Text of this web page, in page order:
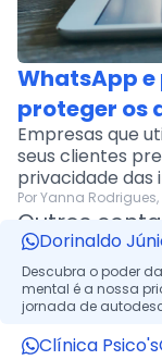
WhatsApp
proteger os
Empresas que
seus clientes
privacidade das
Por Yanna
Outros
Dorinaldo
Descubra o poder
mental é a nossa
jornada de
Clínica